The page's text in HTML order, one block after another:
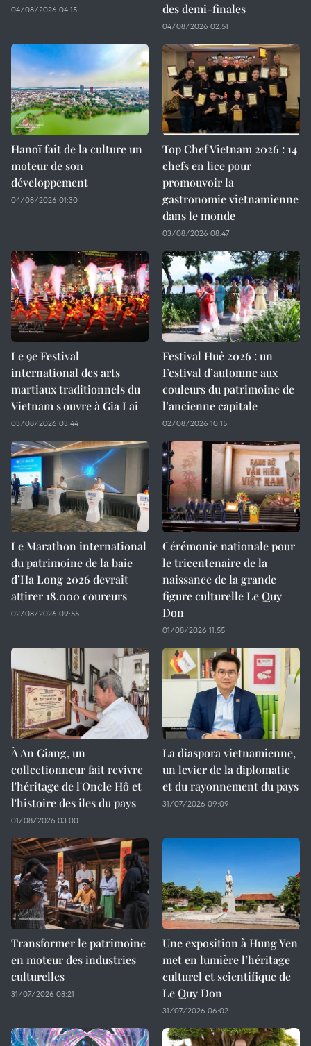
04/08/2026 04:15 des demi-finales
04/08/2026 02:51
Hanoï fait de la culture un
moteur de son
développement
04/08/2026 01:30
Top Chef Vietnam 2026 : 14
chefs en lice pour
promouvoir la
gastronomie vietnamienne
dans le monde
03/08/2026 08:47
Le 9e Festival
international des arts
martiaux traditionnels du
Vietnam s'ouvre à Gia Lai
03/08/2026 03:44
Festival Huê 2026 : un
Festival d’automne aux
couleurs du patrimoine de
l’ancienne capitale
02/08/2026 10:15
Le Marathon international
du patrimoine de la baie
d’Ha Long 2026 devrait
attirer 18.000 coureurs
02/08/2026 09:55
Cérémonie nationale pour
le tricentenaire de la
naissance de la grande
figure culturelle Le Quy
Don
01/08/2026 11:55
À An Giang, un
collectionneur fait revivre
l'héritage de l'Oncle Hô et
l'histoire des îles du pays
01/08/2026 03:00
La diaspora vietnamienne,
un levier de la diplomatie
et du rayonnement du pays
31/07/2026 09:09
Transformer le patrimoine
en moteur des industries
culturelles
31/07/2026 08:21
Une exposition à Hung Yen
met en lumière l’héritage
culturel et scientifique de
Le Quy Don
31/07/2026 06:02